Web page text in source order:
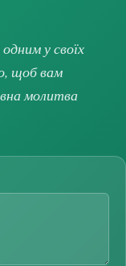
у своїх
щоб вам
молитва